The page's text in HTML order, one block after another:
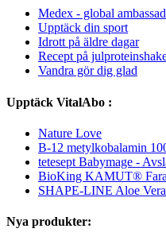
Medex - global
Upptäck din sport
Idrott på äldre dagar
Recept på
Vandra gör dig glad
Upptäck VitalAbo :
Nature Love
B-12 metylkobalamin
tetesept Babymage -
BioKing KAMUT®
SHAPE-LINE Aloe
Nya produkter: